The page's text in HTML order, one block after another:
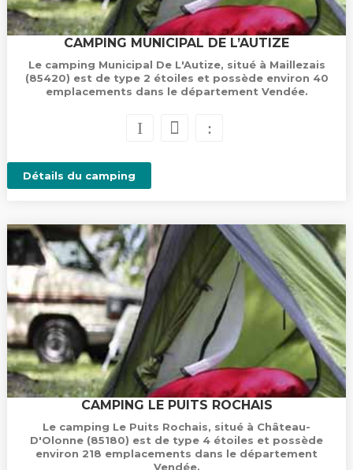
CAMPING MUNICIPAL DE L’AUTIZE
Le camping Municipal De L'Autize, situé à Maillezais
(85420) est de type 2 étoiles et possède environ 40
emplacements dans le département Vendée.
Détails du camping
CAMPING LE PUITS ROCHAIS
Le camping Le Puits Rochais, situé à Château-
D'Olonne (85180) est de type 4 étoiles et possède
environ 218 emplacements dans le département
Vendée.